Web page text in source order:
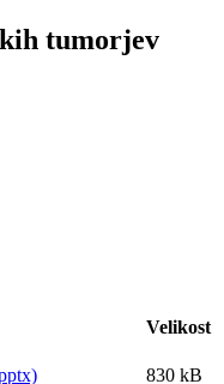
tumorjev
Velikost
830 kB